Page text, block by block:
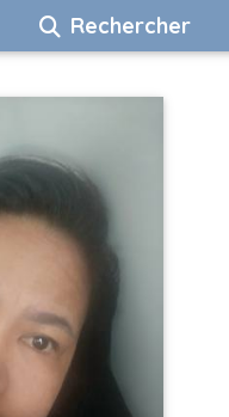
Rechercher